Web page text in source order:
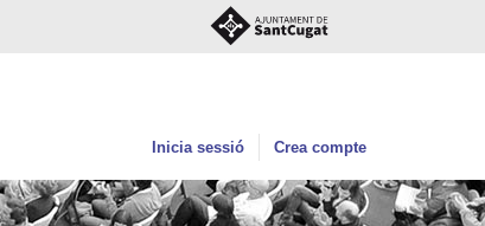
Inicia sessió Crea compte